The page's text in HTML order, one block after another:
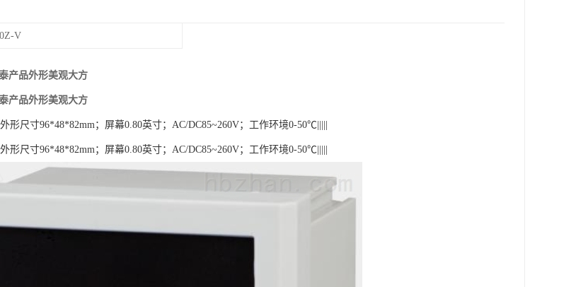
V
产品外形美观大方
产品外形美观大方
形尺寸96*48*82mm；屏幕0.80英寸；AC/DC85~260V；工作环境0-50℃|||||
形尺寸96*48*82mm；屏幕0.80英寸；AC/DC85~260V；工作环境0-50℃|||||